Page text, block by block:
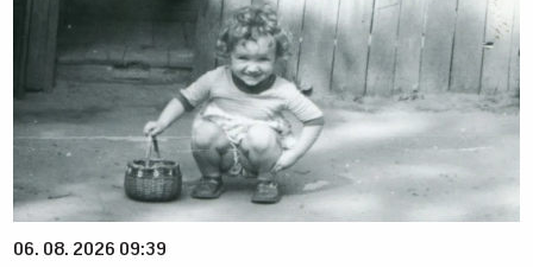
06. 08. 2026 09:39